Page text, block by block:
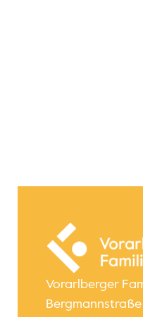
Vorarlberger
Bergmannstraße